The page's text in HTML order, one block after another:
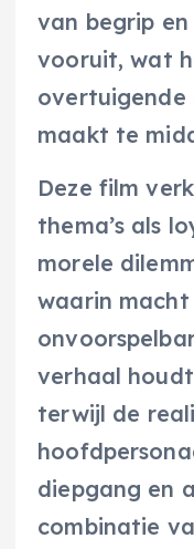
van begrip
vooruit, wat
overtuigende
maakt te
Deze film
thema’s als
morele
waarin macht
verhaal
terwijl de
diepgang en
combinatie